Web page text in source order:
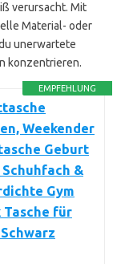
verursacht. Mit
Material- oder
unerwartete
konzentrieren.
EMPFEHLUNG
Weekender
Geburt
&
Gym
Tasche für